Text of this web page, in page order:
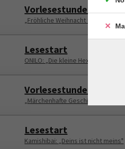
Vorlesestunden
„Fröhliche Weihnacht überall"
Lesestart
ONILO: „Die kleine Hexe feiert
Vorlesestunden
„Märchenhafte Geschichten"
Lesestart
Kamishibai: „Deins ist nicht meins"